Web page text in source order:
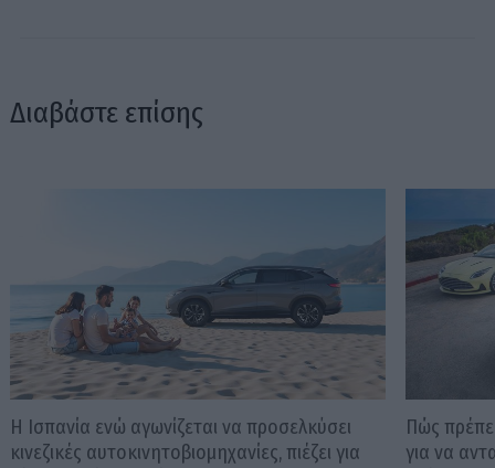
Διαβάστε επίσης
Η Ισπανία ενώ αγωνίζεται να προσελκύσει
κινεζικές αυτοκινητοβιομηχανίες, πιέζει για
Πώς
για να